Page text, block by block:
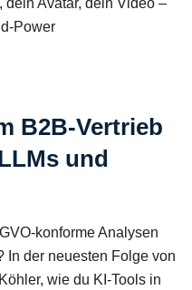
B2B-Vertrieb
und
konforme Analysen
In der neuesten Folge von
wie du KI-Tools in